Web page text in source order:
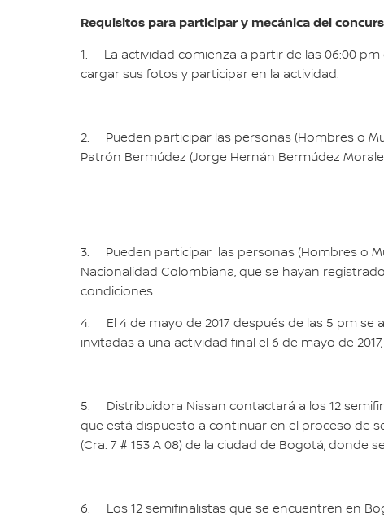
Requisitos para participar y mecánica del
1. La actividad comienza a partir de las 06:00 pm
cargar sus fotos y participar en la actividad.
2. Pueden participar las personas (Hombres o
Patrón Bermúdez (Jorge Hernán Bermúdez
3. Pueden participar las personas (Hombres o
Nacionalidad Colombiana, que se hayan
condiciones.
4. El 4 de mayo de 2017 después de las 5 pm se
invitadas a una actividad final el 6 de mayo de
5. Distribuidora Nissan contactará a los 12
que está dispuesto a continuar en el proceso de
(Cra. 7 # 153 A 08) de la ciudad de Bogotá, donde
6. Los 12 semifinalistas que se encuentren en